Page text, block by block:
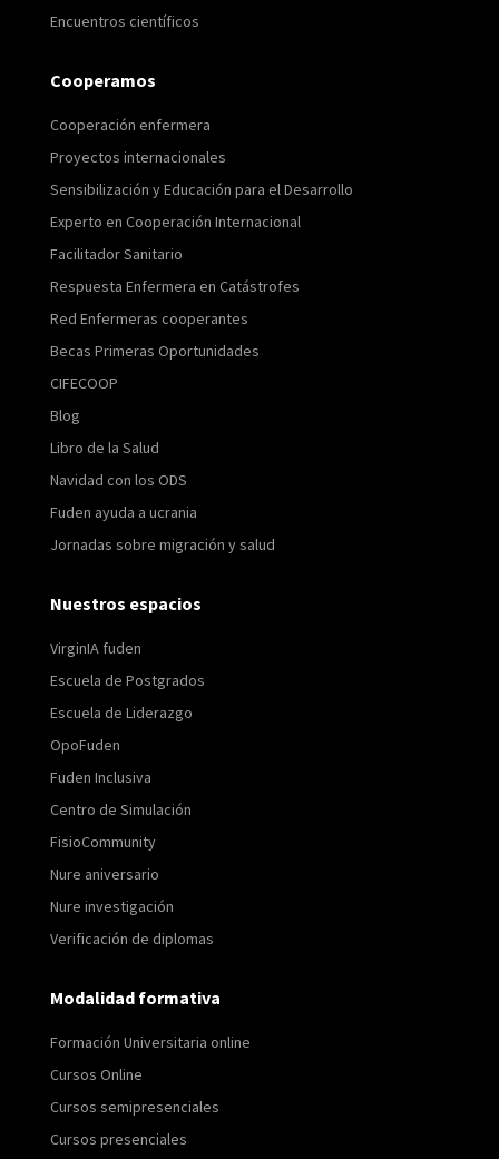
Encuentros científicos
Cooperamos
Cooperación enfermera
Proyectos internacionales
Sensibilización y Educación para el Desarrollo
Experto en Cooperación Internacional
Facilitador Sanitario
Respuesta Enfermera en Catástrofes
Red Enfermeras cooperantes
Becas Primeras Oportunidades
CIFECOOP
Blog
Libro de la Salud
Navidad con los ODS
Fuden ayuda a ucrania
Jornadas sobre migración y salud
Nuestros espacios
VirginIA fuden
Escuela de Postgrados
Escuela de Liderazgo
OpoFuden
Fuden Inclusiva
Centro de Simulación
FisioCommunity
Nure aniversario
Nure investigación
Verificación de diplomas
Modalidad formativa
Formación Universitaria online
Cursos Online
Cursos semipresenciales
Cursos presenciales